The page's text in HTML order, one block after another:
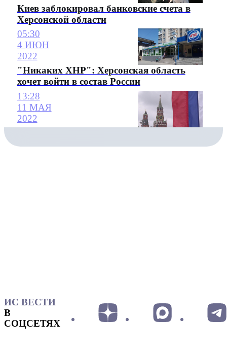
Киев заблокировал банковские счета в
Херсонской области
05:30
4 ИЮН
2022
"Никаких ХНР": Херсонская область
хочет войти в состав России
13:28
11 МАЯ
2022
ИС ВЕСТИ
В
СОЦСЕТЯХ